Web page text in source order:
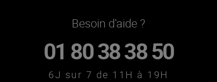
Besoin d'aide ?
01 80 38 38 50
6J sur 7 de 11H à 19H